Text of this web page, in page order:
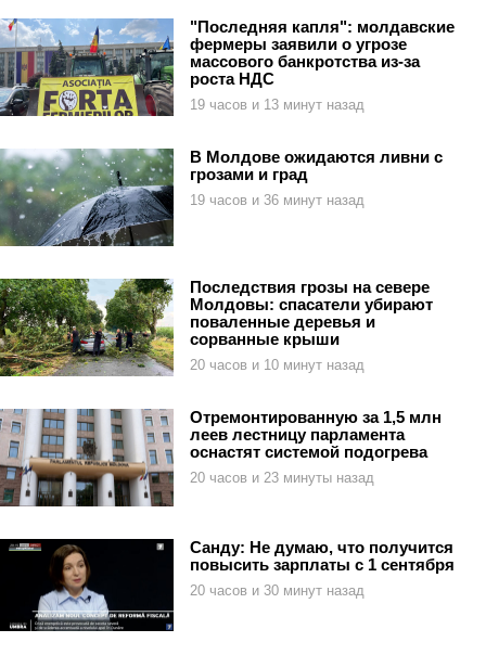
"Последняя капля": молдавские
фермеры заявили о угрозе
массового банкротства из-за
роста НДС
19 часов и 13 минут назад
В Молдове ожидаются ливни с
грозами и град
19 часов и 36 минут назад
Последствия грозы на севере
Молдовы: спасатели убирают
поваленные деревья и
сорванные крыши
20 часов и 10 минут назад
Отремонтированную за 1,5 млн
леев лестницу парламента
оснастят системой подогрева
20 часов и 23 минуты назад
Санду: Не думаю, что получится
повысить зарплаты с 1 сентября
20 часов и 30 минут назад